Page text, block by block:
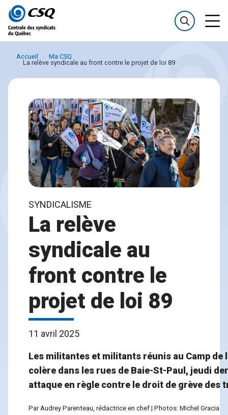
Passer
au
menu
Passer
au
contenu
Accueil
Ma CSQ
La relève syndicale au front contre le projet de loi 89
SYNDICALISME
La relève
syndicale au
front contre le
projet de loi 89
11 avril 2025
Les militantes et militants réunis au Camp de
colère dans les rues de Baie-St-Paul, jeudi
attaque en règle contre le droit de grève des
Par Audrey Parenteau, rédactrice en chef | Photos: Michel Gracia